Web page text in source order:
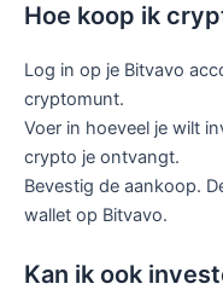
Hoe koop ik
Log in op je Bitvavo
cryptomunt.
Voer in hoeveel je wilt
crypto je ontvangt.
Bevestig de aankoop.
wallet op Bitvavo.
Kan ik ook